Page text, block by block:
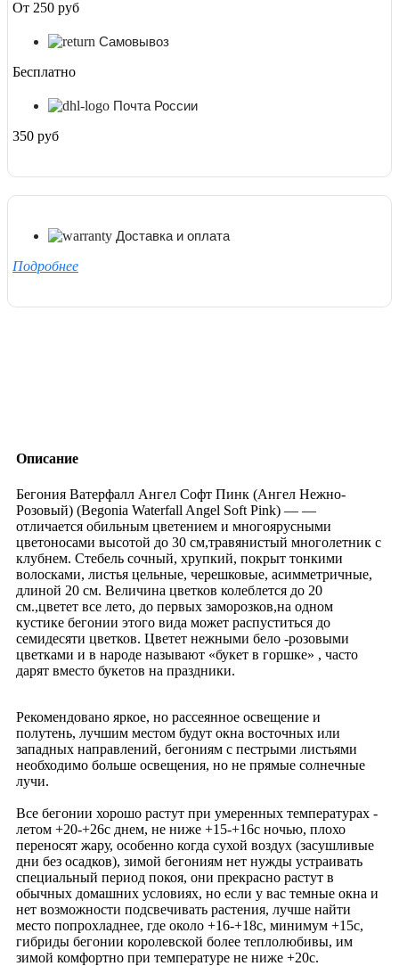
От 250 руб
Самовывоз
Бесплатно
Почта России
350 руб
Доставка и оплата
Подробнее
Описание
Бегония Ватерфалл Ангел Софт Пинк (Ангел Нежно-
Розовый) (Begonia Waterfall Angel Soft Pink) — —
отличается обильным цветением и многоярусными
цветоносами высотой до 30 см,травянистый многолетник с
клубнем. Стебель сочный, хрупкий, покрыт тонкими
волосками, листья цельные, черешковые, асимметричные,
длиной 20 см. Величина цветков колеблется до 20
см.,цветет все лето, до первых заморозков,на одном
кустике бегонии этого вида может распуститься до
семидесяти цветков. Цветет нежными бело -розовыми
цветками и в народе называют «букет в горшке» , часто
дарят вместо букетов на праздники.
Рекомендовано яркое, но рассеянное освещение и
полутень, лучшим местом будут окна восточных или
западных направлений, бегониям с пестрыми листьями
необходимо больше освещения, но не прямые солнечные
лучи.
Все бегонии хорошо растут при умеренных температурах -
летом +20-+26с днем, не ниже +15-+16с ночью, плохо
переносят жару, особенно когда сухой воздух (засушливые
дни без осадков), зимой бегониям нет нужды устраивать
специальный период покоя, они прекрасно растут в
обычных домашних условиях, но если у вас темные окна и
нет возможности подсвечивать растения, лучше найти
место попрохладнее, где около +16-+18с, минимум +15с,
гибриды бегонии королевской более теплолюбивы, им
зимой комфортно при температуре не ниже +20с.